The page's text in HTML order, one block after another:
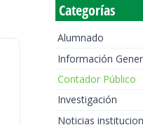
Categorías
Alumnado
Información
Contador Público
Investigación
Noticias